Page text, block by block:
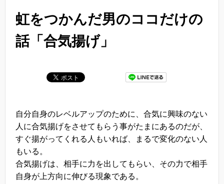
虹をつかんだ男のココだけの
話「合気揚げ」
自分自身のレベルアップのために、合気に興味のない
人に合気揚げをさせてもらう事がたまにあるのだが、
すぐ揚がってくれる人もいれば、まるで変化のない人
もいる。
合気揚げは、相手に力を出してもらい、その力で相手
自身が上方向に伸びる現象である。